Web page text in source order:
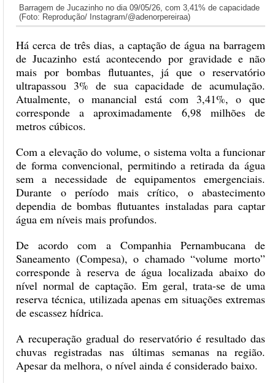
Barragem de Jucazinho no dia 09/05/26, com 3,41% de capacidade
(Foto: Reprodução/ Instagram/@adenorpereiraa)
Há cerca de três dias, a captação de água na barragem
de Jucazinho está acontecendo por gravidade e não
mais por bombas flutuantes, já que o reservatório
ultrapassou 3% de sua capacidade de acumulação.
Atualmente, o manancial está com 3,41%, o que
corresponde a aproximadamente 6,98 milhões de
metros cúbicos.
Com a elevação do volume, o sistema volta a funcionar
de forma convencional, permitindo a retirada da água
sem a necessidade de equipamentos emergenciais.
Durante o período mais crítico, o abastecimento
dependia de bombas flutuantes instaladas para captar
água em níveis mais profundos.
De acordo com a Companhia Pernambucana de
Saneamento (Compesa), o chamado “volume morto”
corresponde à reserva de água localizada abaixo do
nível normal de captação. Em geral, trata-se de uma
reserva técnica, utilizada apenas em situações extremas
de escassez hídrica.
A recuperação gradual do reservatório é resultado das
chuvas registradas nas últimas semanas na região.
Apesar da melhora, o nível ainda é considerado baixo.